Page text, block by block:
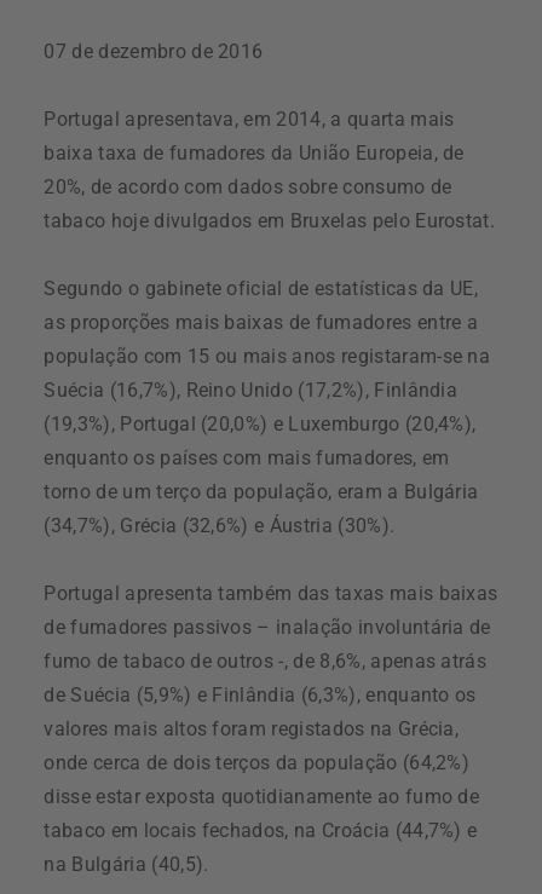
07 de dezembro de 2016
Portugal apresentava, em 2014, a quarta mais
baixa taxa de fumadores da União Europeia, de
20%, de acordo com dados sobre consumo de
tabaco hoje divulgados em Bruxelas pelo Eurostat.
Segundo o gabinete oficial de estatísticas da UE,
as proporções mais baixas de fumadores entre a
população com 15 ou mais anos registaram-se na
Suécia (16,7%), Reino Unido (17,2%), Finlândia
(19,3%), Portugal (20,0%) e Luxemburgo (20,4%),
enquanto os países com mais fumadores, em
torno de um terço da população, eram a Bulgária
(34,7%), Grécia (32,6%) e Áustria (30%).
Portugal apresenta também das taxas mais baixas
de fumadores passivos – inalação involuntária de
fumo de tabaco de outros -, de 8,6%, apenas atrás
de Suécia (5,9%) e Finlândia (6,3%), enquanto os
valores mais altos foram registados na Grécia,
onde cerca de dois terços da população (64,2%)
disse estar exposta quotidianamente ao fumo de
tabaco em locais fechados, na Croácia (44,7%) e
na Bulgária (40,5).